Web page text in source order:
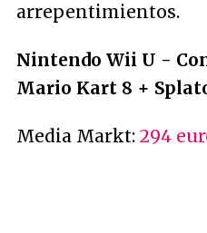
arrepentimientos.
Nintendo Wii U -
Mario Kart 8 +
Media Markt: 294